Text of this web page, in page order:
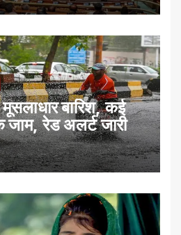
बारिश, कई
रेड अलर्ट जारी